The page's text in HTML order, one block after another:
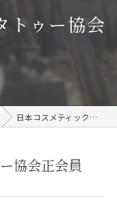
トゥー協会
日本コスメティックタトゥー協会正会員
協会正会員